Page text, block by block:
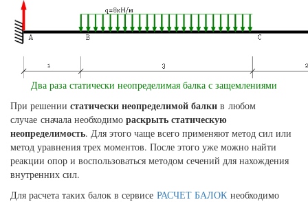
Два раза статически неопределимая балка с защемлениями
При решении статически неопределимой балки в любом
случае сначала необходимо раскрыть статическую
неопределимость. Для этого чаще всего применяют метод сил или
метод уравнения трех моментов. После этого уже можно найти
реакции опор и воспользоваться методом сечений для нахождения
внутренних сил.
Для расчета таких балок в сервисе РАСЧЕТ БАЛОКнеобходимо